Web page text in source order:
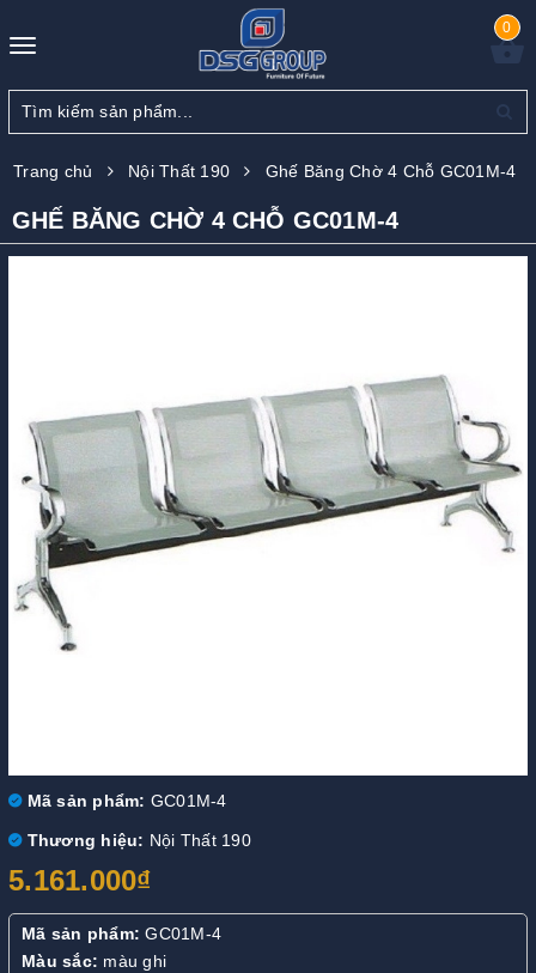
Toggle
0
Trang chủ Nội Thất 190 Ghế Băng Chờ 4 Chỗ GC01M-4
GHẾ BĂNG CHỜ 4 CHỖ GC01M-4
Mã sản phẩm: GC01M-4
Thương hiệu: Nội Thất 190
5.161.000₫
Mã sản phẩm: GC01M-4
Màu sắc: màu ghi